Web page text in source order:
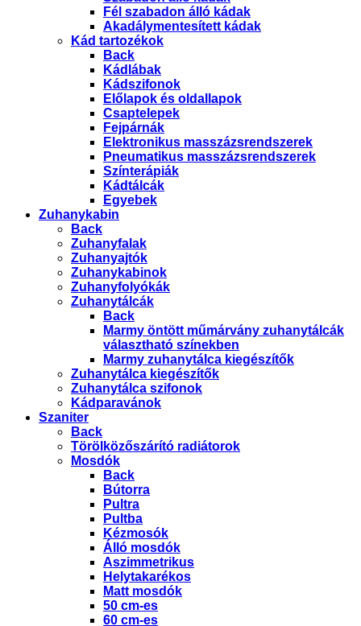
Fél szabadon álló kádak
Akadálymentesített kádak
Kád tartozékok
Back
Kádlábak
Kádszifonok
Előlapok és oldallapok
Csaptelepek
Fejpárnák
Elektronikus masszázsrendszerek
Pneumatikus masszázsrendszerek
Színterápiák
Kádtálcák
Egyebek
Zuhanykabin
Back
Zuhanyfalak
Zuhanyajtók
Zuhanykabinok
Zuhanyfolyókák
Zuhanytálcák
Back
Marmy öntött műmárvány zuhanytálcák
választható színekben
Marmy zuhanytálca kiegészítők
Zuhanytálca kiegészítők
Zuhanytálca szifonok
Kádparavánok
Szaniter
Back
Törölközőszárító radiátorok
Mosdók
Back
Bútorra
Pultra
Pultba
Kézmosók
Álló mosdók
Aszimmetrikus
Helytakarékos
Matt mosdók
50 cm-es
60 cm-es